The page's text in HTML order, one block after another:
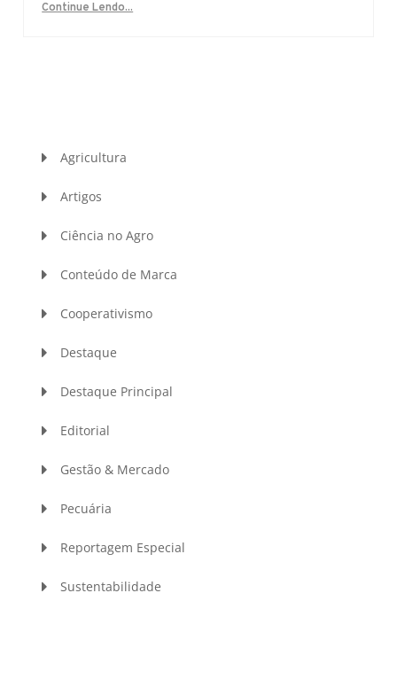
Continue Lendo...
Agricultura
Artigos
Ciência no Agro
Conteúdo de Marca
Cooperativismo
Destaque
Destaque Principal
Editorial
Gestão & Mercado
Pecuária
Reportagem Especial
Sustentabilidade